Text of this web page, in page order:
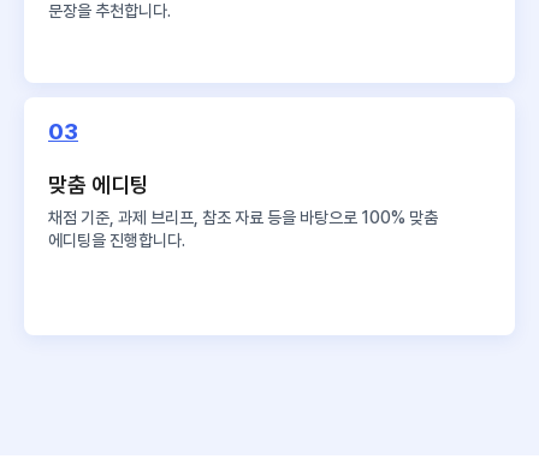
문장을 추천합니다.
03
맞춤 에디팅
채점 기준, 과제 브리프, 참조 자료 등을 바탕으로 100% 맞춤
에디팅을 진행합니다.